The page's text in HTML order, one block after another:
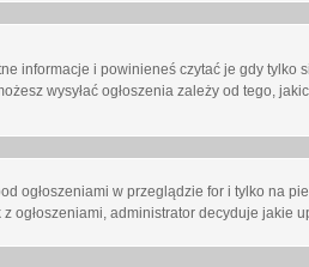
informacje i powinieneś czytać je gdy
wysyłać ogłoszenia zależy od tego,
ogłoszeniami w przeglądzie for i tylko na
ogłoszeniami, administrator decyduje